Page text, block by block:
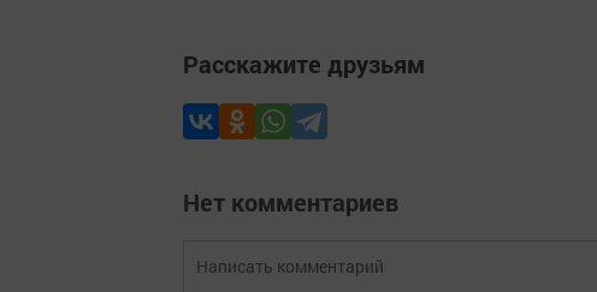
Расскажите друзьям
Нет комментариев